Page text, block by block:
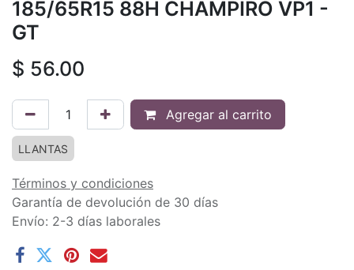
185/65R15 88H CHAMPIRO VP1 -
GT
$ 56.00
Agregar al carrito
LLANTAS
Términos y condiciones
Garantía de devolución de 30 días
Envío: 2-3 días laborales